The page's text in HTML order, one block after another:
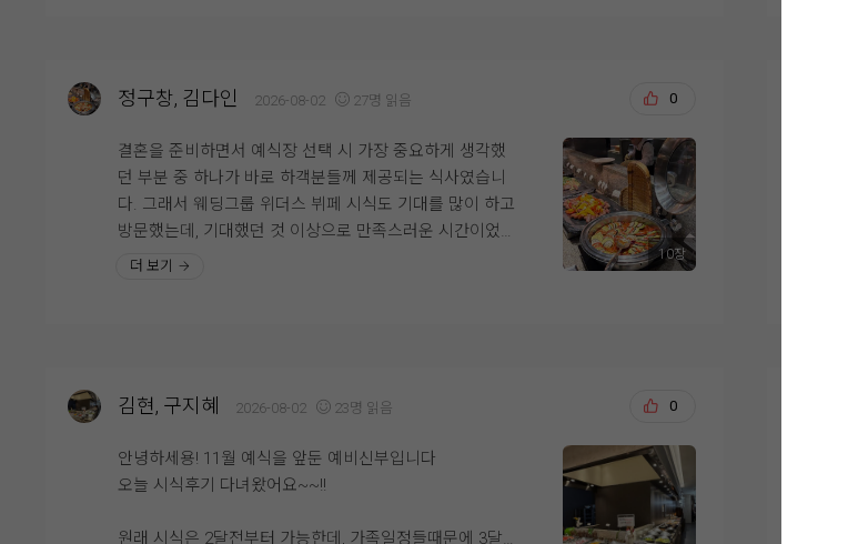
예식이 얼마 남지 않은 시점에서 웨딩홀 분위기와 연회장
뒤 이곳에서 소중한 분들을 모시고 식을 올린다고 생각하
니 설레기도 하고 긴장도 됐어요.
웨딩그룹위더스 영등포에서 예식을 준비하고 계신 예신,
예랑분들이라면 꼭 시식해보시는 걸 추천드려요. 직접 맛
그 전에 본 식장을 해야겠다고 생각하고 큰 기대 없이 왔는
하게 되었네요 ㅎㅎ
엘베와 주차가 힘들다는 말이 많아서 조금 걱정이지만 ㅜ
그래도 아주 합리적으로 계약했다는 생각이들었어여!!
정구창, 김다인 2026-08-02 27명 읽음 0
결혼을 준비하면서 예식장 선택 시 가장 중요하게 생각했
던 부분 중 하나가 바로 하객분들께 제공되는 식사였습니
다. 그래서 웨딩그룹 위더스 뷔페 시식도 기대를 많이 하고
방문했는데, 기대했던 것 이상으로 만족스러운 시간이었습
니다. 전체적으로 음식 가짓수가 정말 다양했고, 한식·중식·
신선해서 만족스러웠습니다. 즉석에서 바로 만들어 주시는
메뉴는 따뜻하게 즐길 수 있어 더욱 좋았고, 디저트 코너에
더 보기
10장
김현, 구지혜 2026-08-02 23명 읽음 0
안녕하세용! 11월 예식을 앞둔 예비신부입니다
오늘 시식후기 다녀왔어요~~!!
원래 시식은 2달전부터 가능한데, 가족일정들때문에 3달전